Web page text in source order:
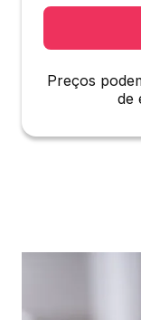
Preços
de